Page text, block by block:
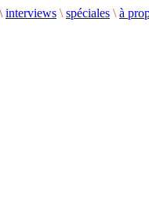
\ interviews \ spéciales \ à